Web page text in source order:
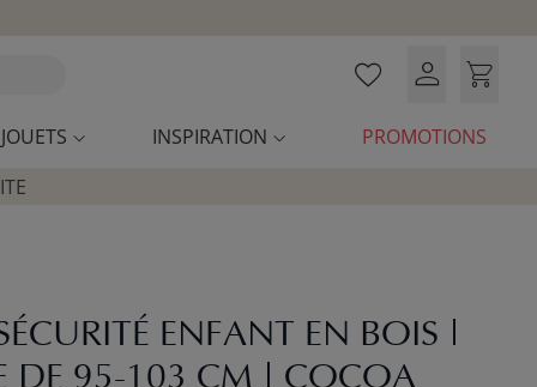
JOUETS INSPIRATION
PROMOTIONS
ENFANT EN BOIS |
DE 95-103 CM | COCOA